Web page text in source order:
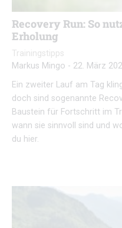
Recovery Run: So
Erholung
Trainingstipps
Markus Mingo - 22. März
Ein zweiter Lauf am Tag
doch sind sogenannte
Baustein für Fortschritt im
wann sie sinnvoll sind und
du hier.